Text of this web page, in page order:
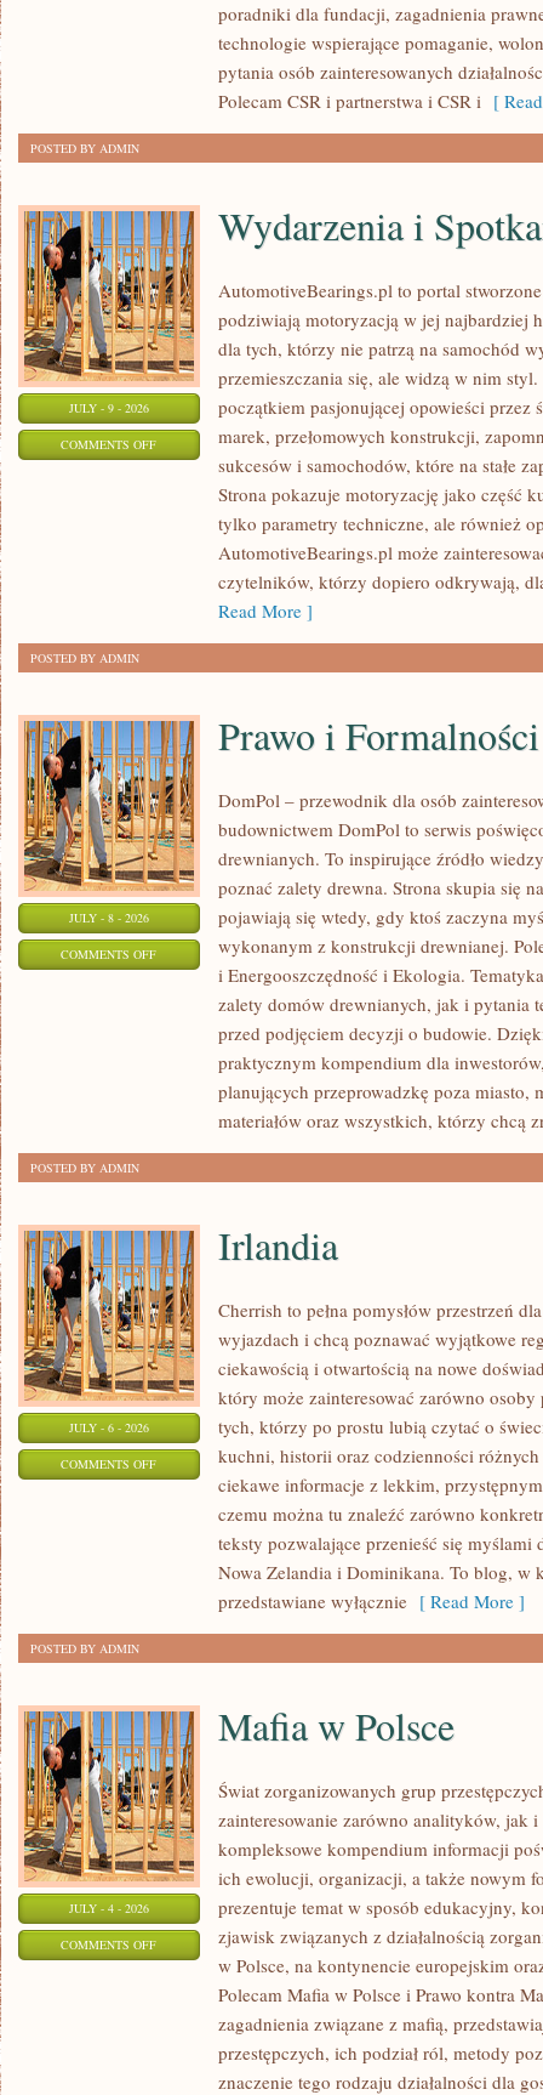
poradniki dla fundacji, zagadnienia
technologie wspierające pomaganie,
pytania osób zainteresowanych
Polecam CSR i partnerstwa i CSR i [
POSTED BY ADMIN
JULY - 9 - 2026
COMMENTS OFFON
WYDARZENIA
SPOTKANIA
KLASYKÓW
Wydarzenia i
AutomotiveBearings.pl to portal
podziwiają motoryzacją w jej najbardziej
dla tych, którzy nie patrzą na samochód
przemieszczania się, ale widzą w nim
początkiem pasjonującej opowieści przez
marek, przełomowych konstrukcji,
sukcesów i samochodów, które na stałe
Strona pokazuje motoryzację jako część
tylko parametry techniczne, ale również
AutomotiveBearings.pl może
czytelników, którzy dopiero odkrywają,
Read More ]
POSTED BY ADMIN
JULY - 8 - 2026
COMMENTS OFFON
FORMALNOŚCI
Prawo i Formalności
DomPol – przewodnik dla osób
budownictwem DomPol to serwis
drewnianych. To inspirujące źródło
poznać zalety drewna. Strona skupia się
pojawiają się wtedy, gdy ktoś zaczyna
wykonanym z konstrukcji drewnianej.
i Energooszczędność i Ekologia.
zalety domów drewnianych, jak i pytania
przed podjęciem decyzji o budowie.
praktycznym kompendium dla
planujących przeprowadzkę poza miasto,
materiałów oraz wszystkich, którzy chcą
POSTED BY ADMIN
JULY - 6 - 2026
COMMENTS OFFON
Irlandia
Cherrish to pełna pomysłów przestrzeń
wyjazdach i chcą poznawać wyjątkowe
ciekawością i otwartością na nowe
który może zainteresować zarówno
tych, którzy po prostu lubią czytać o
kuchni, historii oraz codzienności
ciekawe informacje z lekkim,
czemu można tu znaleźć zarówno
teksty pozwalające przenieść się myślami
Nowa Zelandia i Dominikana. To blog, w
przedstawiane wyłącznie [ Read More ]
POSTED BY ADMIN
JULY - 4 - 2026
COMMENTS OFFON
Mafia w Polsce
Świat zorganizowanych grup
zainteresowanie zarówno analityków, jak
kompleksowe kompendium informacji
ich ewolucji, organizacji, a także nowym
prezentuje temat w sposób edukacyjny,
zjawisk związanych z działalnością
w Polsce, na kontynencie europejskim
Polecam Mafia w Polsce i Prawo kontra
zagadnienia związane z mafią,
przestępczych, ich podział ról, metody
znaczenie tego rodzaju działalności dla